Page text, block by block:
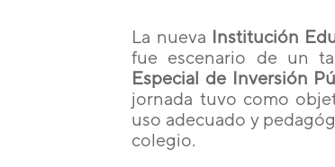
La nueva Institución
fue escenario de un
Especial de Inversión
jornada tuvo como
uso adecuado y
colegio.